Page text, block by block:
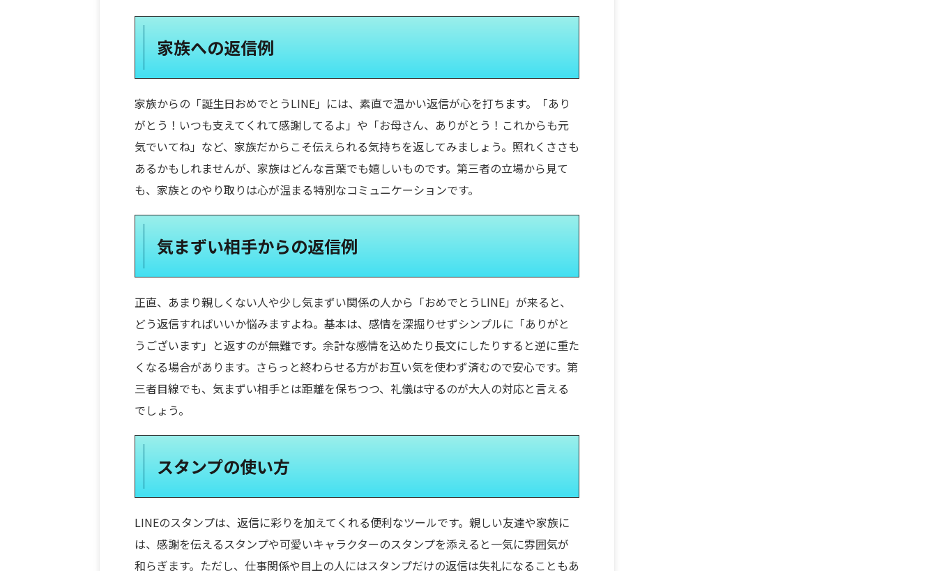
家族への返信例
家族からの「誕生日おめでとうLINE」には、素直で温かい返信が心を打ちます。「あり
がとう！いつも支えてくれて感謝してるよ」や「お母さん、ありがとう！これからも元
気でいてね」など、家族だからこそ伝えられる気持ちを返してみましょう。照れくささも
あるかもしれませんが、家族はどんな言葉でも嬉しいものです。第三者の立場から見て
も、家族とのやり取りは心が温まる特別なコミュニケーションです。
気まずい相手からの返信例
正直、あまり親しくない人や少し気まずい関係の人から「おめでとうLINE」が来ると、
どう返信すればいいか悩みますよね。基本は、感情を深掘りせずシンプルに「ありがと
うございます」と返すのが無難です。余計な感情を込めたり長文にしたりすると逆に重た
くなる場合があります。さらっと終わらせる方がお互い気を使わず済むので安心です。第
三者目線でも、気まずい相手とは距離を保ちつつ、礼儀は守るのが大人の対応と言える
でしょう。
スタンプの使い方
LINEのスタンプは、返信に彩りを加えてくれる便利なツールです。親しい友達や家族に
は、感謝を伝えるスタンプや可愛いキャラクターのスタンプを添えると一気に雰囲気が
和らぎます。ただし、仕事関係や目上の人にはスタンプだけの返信は失礼になることもあ